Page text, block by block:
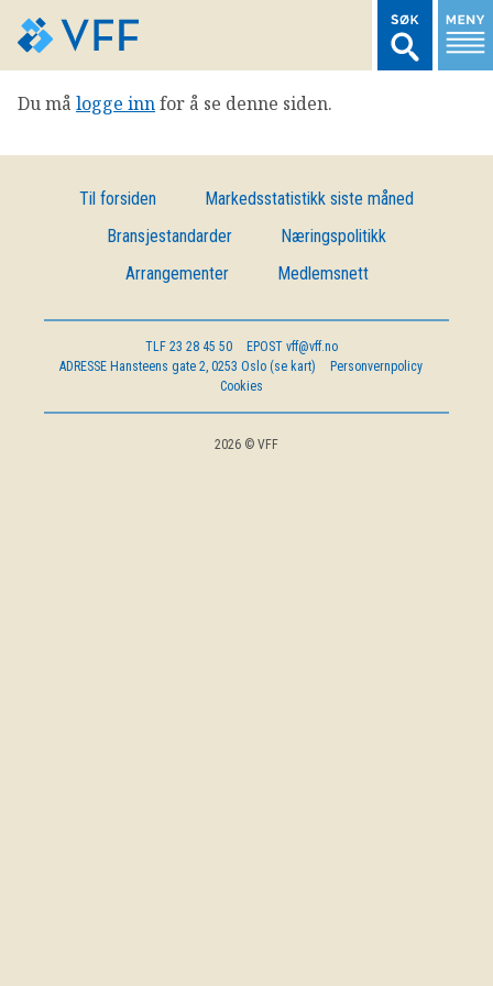
TIL FORSIDEN
MARKEDSSTATISTIKK
BRANSJENORMER
Du må logge innfor å se denne siden.
Til forsiden
Markedsstatistikk siste måned
Bransjestandarder
Næringspolitikk
Arrangementer
Medlemsnett
TLF 23 28 45 50 EPOST vff@vff.no
ADRESSE Hansteens gate 2, 0253 Oslo (se kart)
Personvernpolicy
Cookies
2026 © VFF